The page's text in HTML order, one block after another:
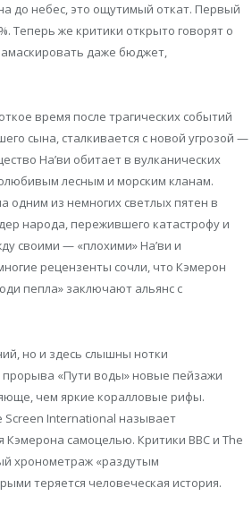
до небес, это ощутимый откат. Первый
Теперь же критики открыто говорят о
даже бюджет,
время после трагических событий
сына, сталкивается с новой угрозой —
На’ви обитает в вулканических
лесным и морским кланам.
одним из немногих светлых пятен в
народа, пережившего катастрофу и
своими — «плохими» На’ви и
рецензенты сочли, что Кэмерон
пепла» заключают альянс с
но и здесь слышны нотки
прорыва «Пути воды» новые пейзажи
чем яркие коралловые рифы.
International называет
Кэмерона самоцелью. Критики BBC и The
хронометраж «раздутым
теряется человеческая история.